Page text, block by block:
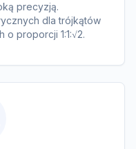
precyzją.
dla trójkątów
proporcji 1:1:√2.